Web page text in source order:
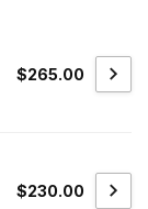
$265.00
$230.00